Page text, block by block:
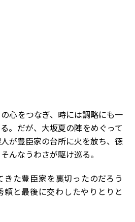
心をつなぎ、時には調略にも一
。だが、大坂夏の陣をめぐって
が豊臣家の台所に火を放ち、徳
んなうわさが駆け巡る。
た豊臣家を裏切ったのだろう
頼と最後に交わしたやりとりと